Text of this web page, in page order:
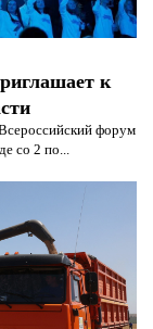
к
форум
со 2 по...